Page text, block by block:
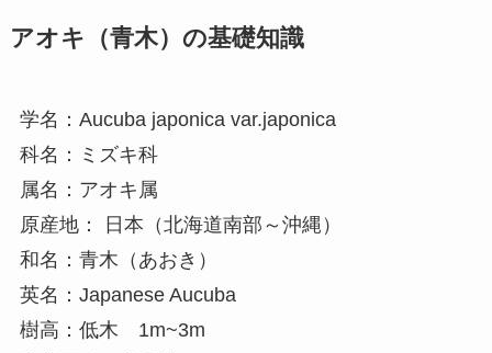
アオキ（青木）の基礎知識
学名：Aucuba japonica var.japonica
科名：ミズキ科
属名：アオキ属
原産地： 日本（北海道南部～沖縄）
和名：青木（あおき）
英名：Japanese Aucuba
樹高：低木 1m~3m